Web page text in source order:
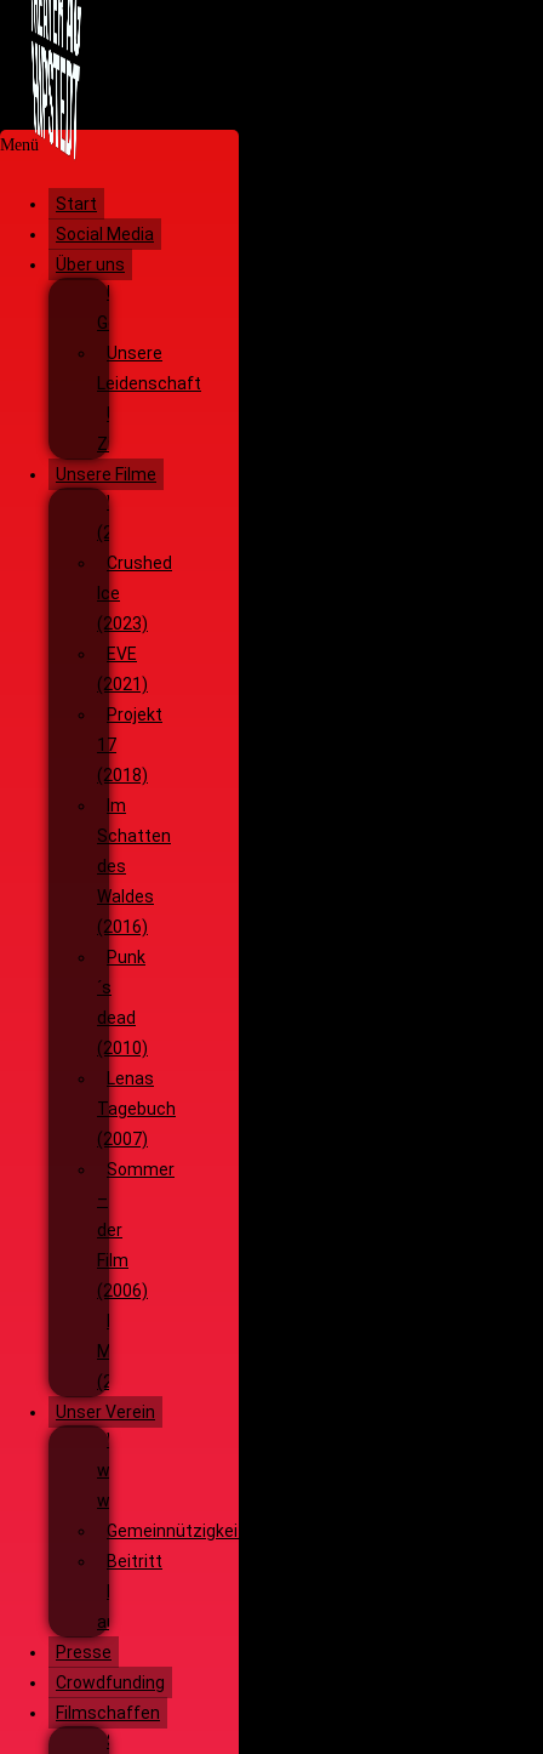
Menü
Start
Social Media
Über uns
Unsere
Geschichte
Unsere
Leidenschaft
Unsere
Ziele
Unsere Filme
Wenja
(2025)
Crushed
Ice
(2023)
EVE
(2021)
Projekt
17
(2018)
Im
Schatten
des
Waldes
(2016)
Punk
´s
dead
(2010)
Lenas
Tagebuch
(2007)
Sommer
–
der
Film
(2006)
Die
Monsterjagd
(2005)
Unser Verein
Wieso,
weshalb,
warum?!
Gemeinnützigkeit
Beitritt
Filmausrüstung
ausleihen
Presse
Crowdfunding
Filmschaffen
Schauspiel